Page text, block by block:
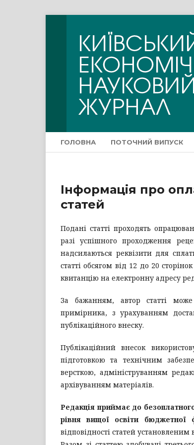
ГОЛОВНА ПОТОЧНИЙ ВИПУСК
Інформація про
статей
Подані статті проходять
разі успішного проходження
надсилаються реквізити для
статті обсягом від 12 до 20
квитанцію на електронну адресу
За бажанням, автор статті
примірника, з урахуванням
публікаційного внеску.
Публікаційний внесок
підготовкою та технічним
версткою, адмініструванням
архівуванням матеріалів.
Редакція приймає до
рівня вищої освіти бюджетної
відповідності статей